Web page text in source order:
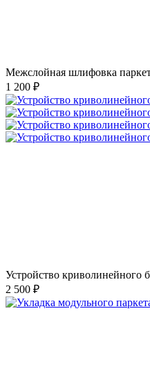
Межслойная шлифовка
1 200 ₽
Устройство криволинейного
2 500 ₽